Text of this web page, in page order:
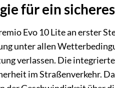
für ein
Evo 10 Lite an erster
unter allen
verlassen. Die integrierte
im Straßenverkehr.